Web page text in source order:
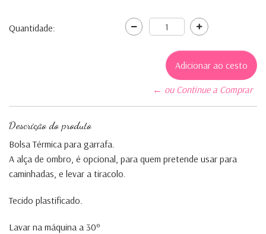
Quantidade:
← ou Continue a Comprar
Descrição do produto
Bolsa Térmica para garrafa.
A alça de ombro, é opcional, para quem pretende usar para
caminhadas, e levar a tiracolo.
Tecido plastificado.
Lavar na máquina a 30º